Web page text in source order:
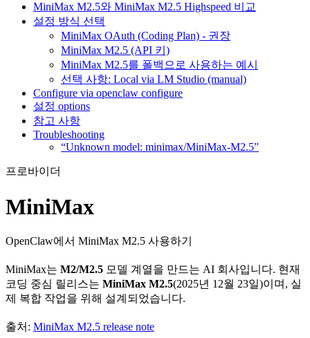
MiniMax M2.5와 MiniMax M2.5 Highspeed 비교
설정 방식 선택
MiniMax OAuth (Coding Plan) - 권장
MiniMax M2.5 (API 키)
MiniMax M2.5를 폴백으로 사용하는 예시
선택 사항: Local via LM Studio (manual)
Configure via openclaw configure
설정 options
참고 사항
Troubleshooting
“Unknown model: minimax/MiniMax-M2.5”
프로바이더
MiniMax
OpenClaw에서 MiniMax M2.5 사용하기
MiniMax는 M2/M2.5 모델 계열을 만드는 AI 회사입니다. 현재
코딩 중심 릴리스는 MiniMax M2.5(2025년 12월 23일)이며, 실
제 복합 작업을 위해 설계되었습니다.
출처: MiniMax M2.5 release note